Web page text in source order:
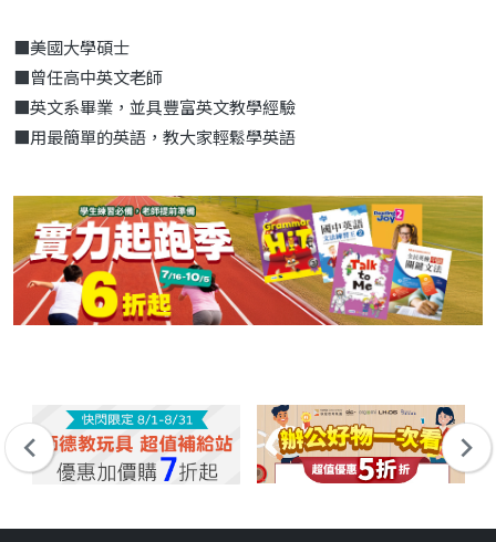
■美國大學碩士
■曾任高中英文老師
■英文系畢業，並具豐富英文教學經驗
■用最簡單的英語，教大家輕鬆學英語